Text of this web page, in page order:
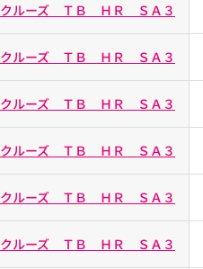
クルーズ ＴＢ ＨＲ ＳＡ３
クルーズ ＴＢ ＨＲ ＳＡ３
クルーズ ＴＢ ＨＲ ＳＡ３
クルーズ ＴＢ ＨＲ ＳＡ３
クルーズ ＴＢ ＨＲ ＳＡ３
クルーズ ＴＢ ＨＲ ＳＡ３